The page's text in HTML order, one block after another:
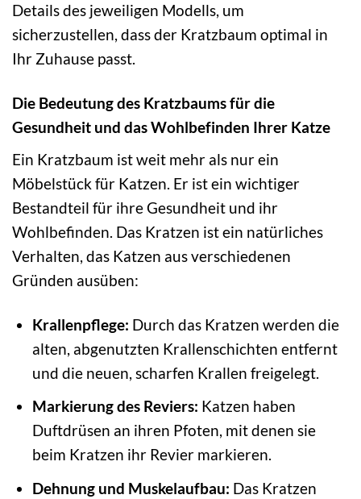
Details des jeweiligen Modells, um
sicherzustellen, dass der Kratzbaum optimal in
Ihr Zuhause passt.
Die Bedeutung des Kratzbaums für die
Gesundheit und das Wohlbefinden Ihrer Katze
Ein Kratzbaum ist weit mehr als nur ein
Möbelstück für Katzen. Er ist ein wichtiger
Bestandteil für ihre Gesundheit und ihr
Wohlbefinden. Das Kratzen ist ein natürliches
Verhalten, das Katzen aus verschiedenen
Gründen ausüben:
Krallenpflege: Durch das Kratzen werden die
alten, abgenutzten Krallenschichten entfernt
und die neuen, scharfen Krallen freigelegt.
Markierung des Reviers: Katzen haben
Duftdrüsen an ihren Pfoten, mit denen sie
beim Kratzen ihr Revier markieren.
Dehnung und Muskelaufbau: Das Kratzen